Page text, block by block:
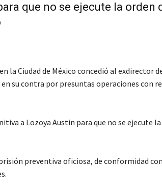
que no se ejecute la orden
la Ciudad de México concedió al exdirector
su contra por presuntas operaciones con
a Lozoya Austin para que no se ejecute
preventiva oficiosa, de conformidad